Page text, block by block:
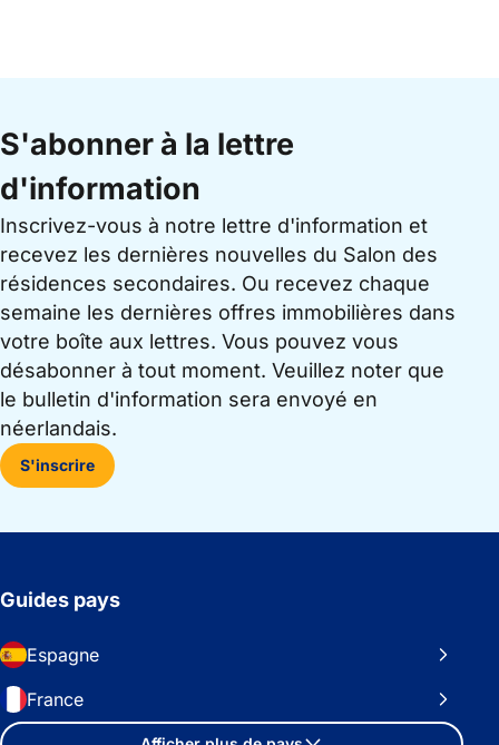
S'abonner à la lettre
d'information
Inscrivez-vous à notre lettre d'information et
recevez les dernières nouvelles du Salon des
résidences secondaires. Ou recevez chaque
semaine les dernières offres immobilières dans
votre boîte aux lettres. Vous pouvez vous
désabonner à tout moment. Veuillez noter que
le bulletin d'information sera envoyé en
néerlandais.
S'inscrire
Guides pays
Espagne
France